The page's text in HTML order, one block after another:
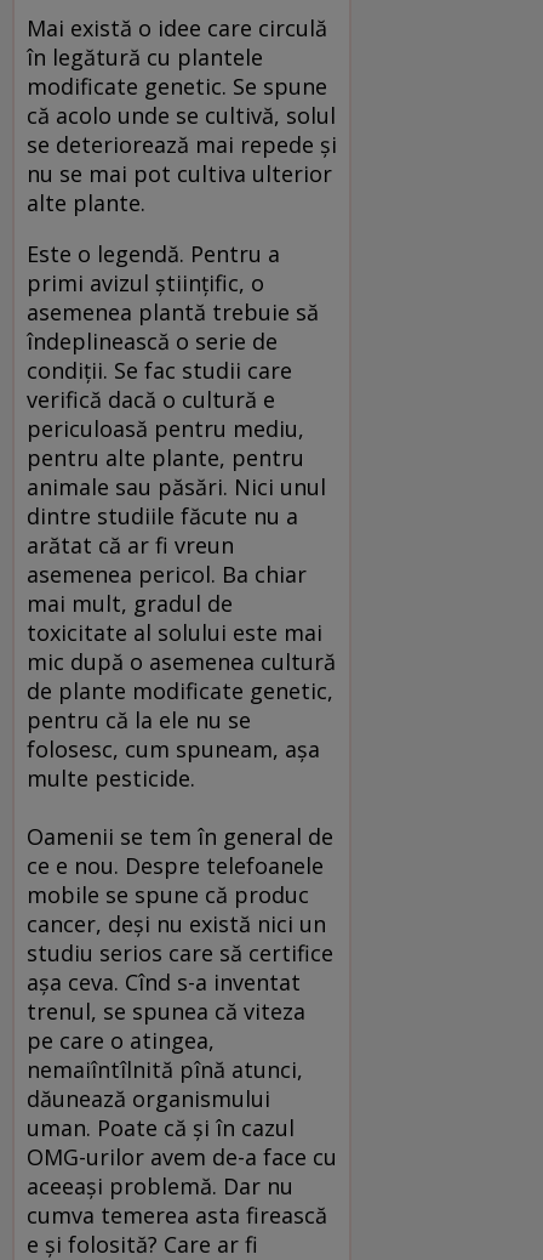
Mai există o idee care circulă
în legătură cu plantele
modificate genetic. Se spune
că acolo unde se cultivă, solul
se deteriorează mai repede şi
nu se mai pot cultiva ulterior
alte plante.
Este o legendă. Pentru a
primi avizul ştiinţific, o
asemenea plantă trebuie să
îndeplinească o serie de
condiţii. Se fac studii care
verifică dacă o cultură e
periculoasă pentru mediu,
pentru alte plante, pentru
animale sau păsări. Nici unul
dintre studiile făcute nu a
arătat că ar fi vreun
asemenea pericol. Ba chiar
mai mult, gradul de
toxicitate al solului este mai
mic după o asemenea cultură
de plante modificate genetic,
pentru că la ele nu se
folosesc, cum spuneam, aşa
multe pesticide.
Oamenii se tem în general de
ce e nou. Despre telefoanele
mobile se spune că produc
cancer, deşi nu există nici un
studiu serios care să certifice
aşa ceva. Cînd s-a inventat
trenul, se spunea că viteza
pe care o atingea,
nemaiîntîlnită pînă atunci,
dăunează organismului
uman. Poate că şi în cazul
OMG-urilor avem de-a face cu
aceeaşi problemă. Dar nu
cumva temerea asta firească
e şi folosită? Care ar fi